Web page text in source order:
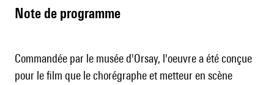
Note de programme
Commandée par le musée d'Orsay, l'oeuvre a été conçue
pour le film que le chorégraphe et metteur en scène